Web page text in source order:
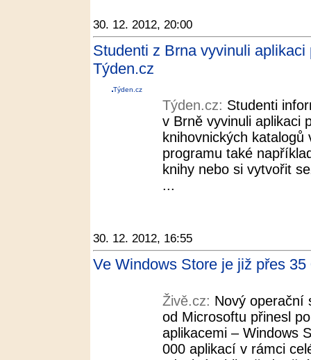
30. 12. 2012, 20:00
Studenti z Brna vyvinuli
Týden.cz
Týden.cz
Týden.cz: Studenti
v Brně vyvinuli aplikaci
knihovnických
programu také
knihy nebo si vytvořit
...
30. 12. 2012, 16:55
Ve Windows Store je již přes
Živě.cz: Nový operační
od Microsoftu přinesl
aplikacemi – Windows
000 aplikací v rámci